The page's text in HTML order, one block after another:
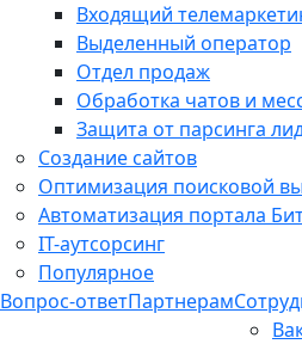
Входящий
Выделенный оператор
Отдел продаж
Обработка чатов и
Защита от парсинга
Создание сайтов
Оптимизация поисковой
Автоматизация портала
IT-аутсорсинг
Популярное
Вопрос-ответПартнерам